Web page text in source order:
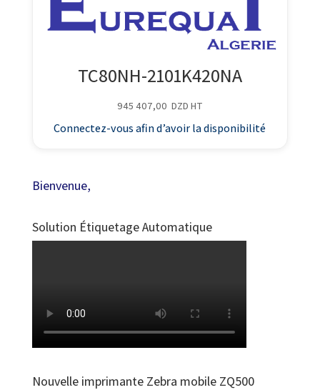
TC80NH-2101K420NA
945 407,00 DZD HT
Connectez-vous afin d’avoir la disponibilité
Bienvenue,
Solution Étiquetage Automatique
Nouvelle imprimante Zebra mobile ZQ500